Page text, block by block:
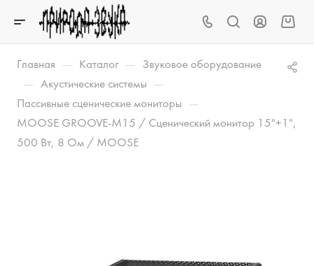
Главная — Каталог — Звуковое оборудование
— Акустические системы —
Пассивные сценические мониторы —
MOOSE GROOVE-M15 / Сценический монитор 15"+1",
500 Вт, 8 Ом / MOOSE